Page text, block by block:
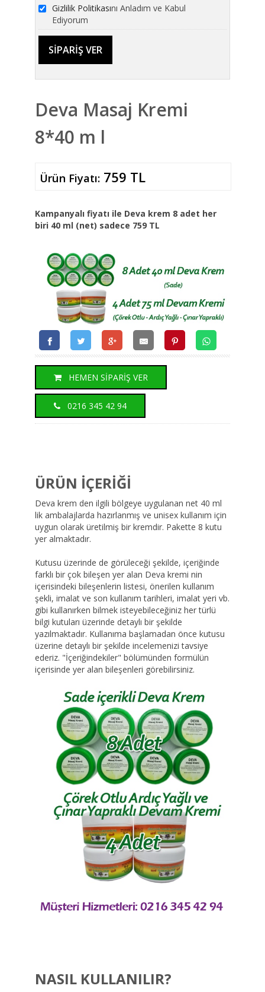
Gizlilik Politikasını Anladım ve Kabul
Ediyorum
Deva Masaj Kremi
8*40 m l
Ürün Fiyatı:759 TL
Kampanyalı fiyatı ile Deva krem 8 adet her
biri 40 ml (net) sadece 759 TL
HEMEN SİPARİŞ VER
0216 345 42 94
ÜRÜN İÇERİĞİ
Deva krem den ilgili bölgeye uygulanan net 40 ml
lik ambalajlarda hazırlanmış ve unisex kullanım için
uygun olarak üretilmiş bir kremdir. Pakette 8 kutu
yer almaktadır.
Kutusu üzerinde de görüleceği şekilde, içeriğinde
farklı bir çok bileşen yer alan Deva kremi nin
içerisindeki bileşenlerin listesi, önerilen kullanım
şekli, imalat ve son kullanım tarihleri, imalat yeri vb.
gibi kullanırken bilmek isteyebileceğiniz her türlü
bilgi kutuları üzerinde detaylı bir şekilde
yazılmaktadır. Kullanıma başlamadan önce kutusu
üzerine detaylı bir şekilde incelemenizi tavsiye
ederiz. "İçeriğindekiler" bölümünden formülün
içerisinde yer alan bileşenleri görebilirsiniz.
NASIL KULLANILIR?